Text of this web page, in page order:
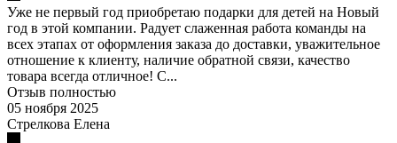
Уже не первый год приобретаю подарки для детей на Новый
год в этой компании. Радует слаженная работа команды на
всех этапах от оформления заказа до доставки, уважительное
отношение к клиенту, наличие обратной связи, качество
товара всегда отличное! С...
Отзыв полностью
05 ноября 2025
Стрелкова Елена